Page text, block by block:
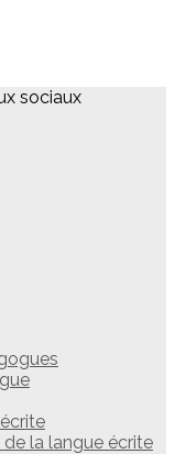
sociaux
la langue écrite